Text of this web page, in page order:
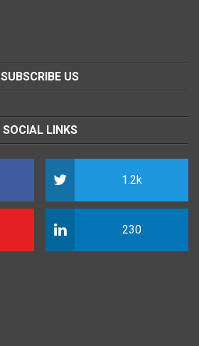
SUBSCRIBE US
SOCIAL LINKS
1.2k
230